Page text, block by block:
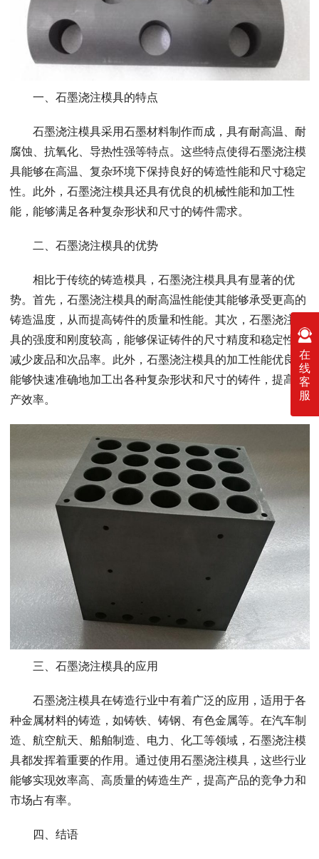
一、石墨浇注模具的特点
石墨浇注模具采用石墨材料制作而成，具有耐高温、耐
腐蚀、抗氧化、导热性强等特点。这些特点使得石墨浇注模
具能够在高温、复杂环境下保持良好的铸造性能和尺寸稳定
性。此外，石墨浇注模具还具有优良的机械性能和加工性
能，能够满足各种复杂形状和尺寸的铸件需求。
二、石墨浇注模具的优势
相比于传统的铸造模具，石墨浇注模具具有显著的优
势。首先，石墨浇注模具的耐高温性能使其能够承受更高的
铸造温度，从而提高铸件的质量和性能。其次，石墨浇注模
具的强度和刚度较高，能够保证铸件的尺寸精度和稳定性，
减少废品和次品率。此外，石墨浇注模具的加工性能优良，
能够快速准确地加工出各种复杂形状和尺寸的铸件，提高生
产效率。
三、石墨浇注模具的应用
石墨浇注模具在铸造行业中有着广泛的应用，适用于各
种金属材料的铸造，如铸铁、铸钢、有色金属等。在汽车制
造、航空航天、船舶制造、电力、化工等领域，石墨浇注模
具都发挥着重要的作用。通过使用石墨浇注模具，这些行业
能够实现效率高、高质量的铸造生产，提高产品的竞争力和
市场占有率。
四、结语
在
线
客
服